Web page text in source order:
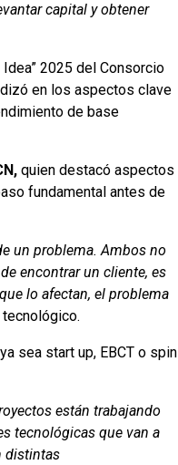
capital y obtener
2025 del Consorcio
en los aspectos clave
de base
quien destacó aspectos
fundamental antes de
un problema. Ambos no
encontrar un cliente, es
lo afectan, el problema
sea start up, EBCT o spin
están trabajando
tecnológicas que van a
distintas